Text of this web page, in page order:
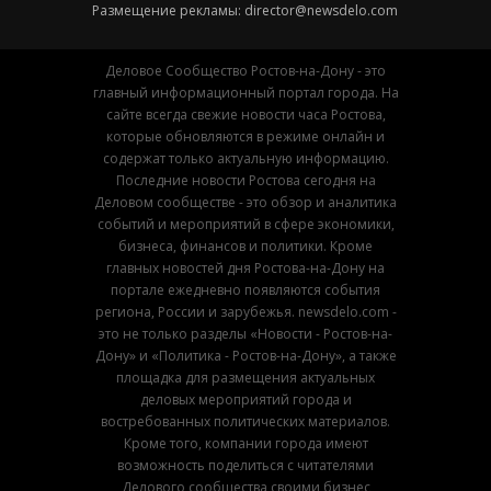
Размещение рекламы: director@newsdelo.com
Деловое Сообщество Ростов-на-Дону - это
главный информационный портал города. На
сайте всегда свежие новости часа Ростова,
которые обновляются в режиме онлайн и
содержат только актуальную информацию.
Последние новости Ростова сегодня на
Деловом сообществе - это обзор и аналитика
событий и мероприятий в сфере экономики,
бизнеса, финансов и политики. Кроме
главных новостей дня Ростова-на-Дону на
портале ежедневно появляются события
региона, России и зарубежья. newsdelo.com -
это не только разделы «Новости - Ростов-на-
Дону» и «Политика - Ростов-на-Дону», а также
площадка для размещения актуальных
деловых мероприятий города и
востребованных политических материалов.
Кроме того, компании города имеют
возможность поделиться с читателями